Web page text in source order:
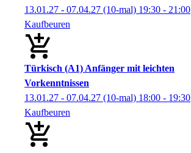
13.01.27 - 07.04.27 (10-mal) 19:30 - 21:00
Kaufbeuren
Türkisch (A1) Anfänger mit leichten
Vorkenntnissen
13.01.27 - 07.04.27 (10-mal) 18:00 - 19:30
Kaufbeuren